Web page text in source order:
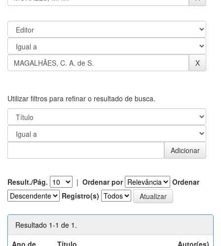
Utilizar filtros para refinar o resultado de busca.
Result./Pág. | Ordenar por
Ordenar
Registro(s)
Resultado 1-1 de 1.
Ano de
Título Autor(es)